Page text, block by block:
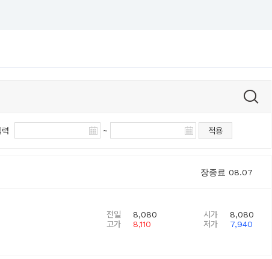
력 ~ 적용
장종료 08.07
전일
8,080
고가
8,110
시가
8,080
저가
7,940